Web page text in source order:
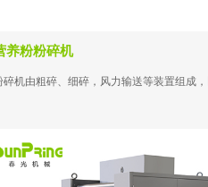
养粉粉碎机